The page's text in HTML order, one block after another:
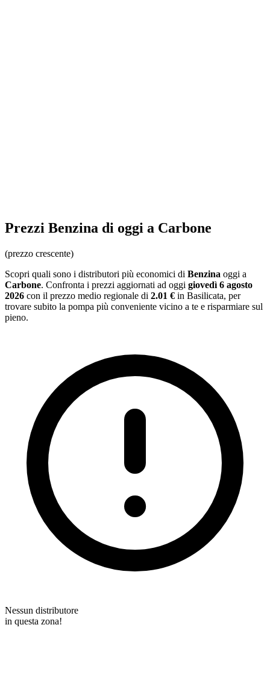
Prezzi Benzina di oggi a Carbone
(prezzo crescente)
Scopri quali sono i distributori più economici di Benzina oggi a
Carbone. Confronta i prezzi aggiornati ad oggi giovedì 6 agosto
2026 con il prezzo medio regionale di 2.01 € in Basilicata, per
trovare subito la pompa più conveniente vicino a te e risparmiare sul
pieno.
Nessun distributore
in questa zona!